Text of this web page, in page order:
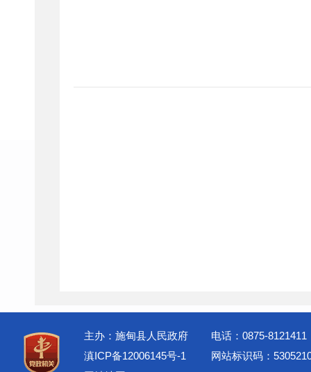
主办：施甸县人民政府
电话：0875-8121411
滇ICP备12006145号-1
网站标识码：